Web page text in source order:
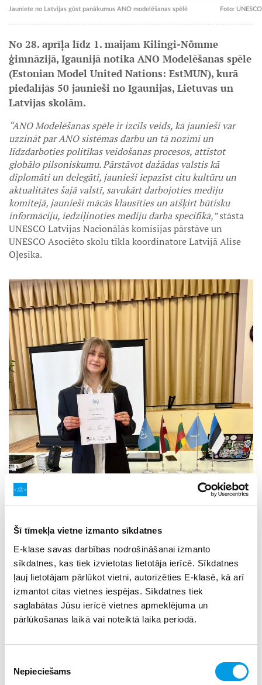
Šī tīmekļa vietne izmanto sīkdatnes
E-klase savas darbības nodrošināšanai izmanto
sīkdatnes, kas tiek izvietotas lietotāja ierīcē. Sīkdatnes
ļauj lietotājam pārlūkot vietni, autorizēties E-klasē, kā arī
izmantot citas vietnes iespējas. Sīkdatnes tiek
saglabātas Jūsu ierīcē vietnes apmeklējuma un
pārlūkošanas laikā vai noteiktā laika periodā.
izvēle
Nepieciešams
Jauniete no Latvijas gūst panākumus ANO modelēšanas spēlē Foto: UNESCO
No 28. aprīļa līdz 1. maijam Kilingi-Nõmme
ģimnāzijā, Igaunijā notika ANO Modelēšanas spēle
(Estonian Model United Nations: EstMUN), kurā
piedalījās 50 jaunieši no Igaunijas, Lietuvas un
Latvijas skolām.
“ANO Modelēšanas spēle ir izcils veids, kā jaunieši var
uzzināt par ANO sistēmas darbu un tā nozīmi un
līdzdarboties politikas veidošanas procesos, attīstot
globālo pilsoniskumu. Pārstāvot dažādas valstis kā
diplomāti un delegāti, jaunieši iepazīst citu kultūru un
aktualitātes šajā valstī, savukārt darbojoties mediju
komitejā, jaunieši mācās klausīties un atšķirt būtisku
informāciju, iedziļinoties mediju darba specifikā,”stāsta
UNESCO Latvijas Nacionālās komisijas pārstāve un
UNESCO Asociēto skolu tīkla koordinatore Latvijā Alise
Oļesika.
Latviju ANO modelēšanas spēlē pārstāvēja 11 skolēni no
Ādažu Brīvās Valdorfa skolas, Kuldīgas tehnoloģiju un
tūrisma tehnikuma, Valmieras Valsts ģimnāzijas, Brocēnu